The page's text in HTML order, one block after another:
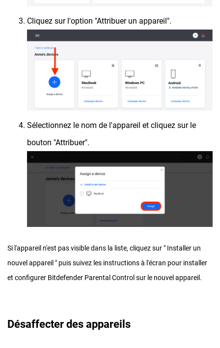
Cliquez sur l'option "Attribuer un appareil".
Sélectionnez le nom de l'appareil et cliquez sur le
bouton "Attribuer".
Si l'appareil n'est pas visible dans la liste, cliquez sur " Installer un
nouvel appareil " puis suivez les instructions à l'écran pour installer
et configurer Bitdefender Parental Control sur le nouvel appareil.
Désaffecter des appareils